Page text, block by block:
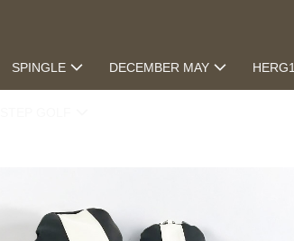
SPINGLE DECEMBER MAY HERG1